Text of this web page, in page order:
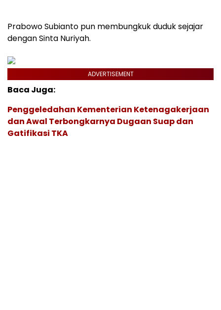
Prabowo Subianto pun membungkuk duduk sejajar
dengan Sinta Nuriyah.
ADVERTISEMENT
Baca Juga:
Penggeledahan Kementerian Ketenagakerjaan
dan Awal Terbongkarnya Dugaan Suap dan
Gatifikasi TKA